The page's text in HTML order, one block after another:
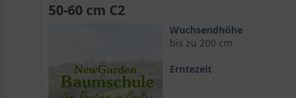
50-60 cm C2
Wuchsendhöhe
bis zu 200 cm
Erntezeit